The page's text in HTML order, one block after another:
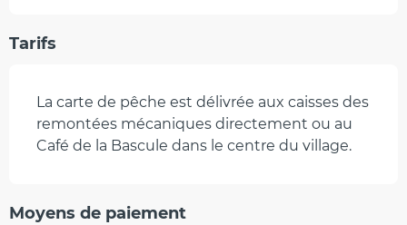
Tarifs
La carte de pêche est délivrée aux caisses des
remontées mécaniques directement ou au
Café de la Bascule dans le centre du village.
Moyens de paiement